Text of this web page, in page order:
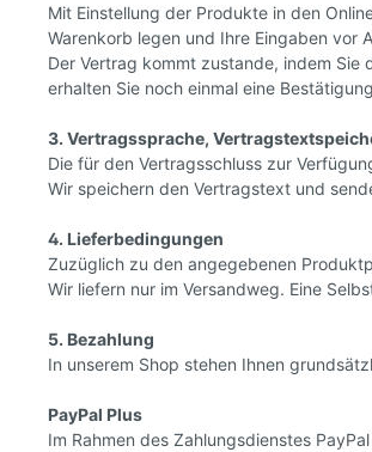
Mit Einstellung der Produkte in den
Warenkorb legen und Ihre Eingaben vor
Der Vertrag kommt zustande, indem Sie
erhalten Sie noch einmal eine
3. Vertragssprache,
Die für den Vertragsschluss zur
Wir speichern den Vertragstext und
4. Lieferbedingungen
Zuzüglich zu den angegebenen
Wir liefern nur im Versandweg. Eine
5. Bezahlung
In unserem Shop stehen Ihnen
PayPal Plus
Im Rahmen des Zahlungsdienstes